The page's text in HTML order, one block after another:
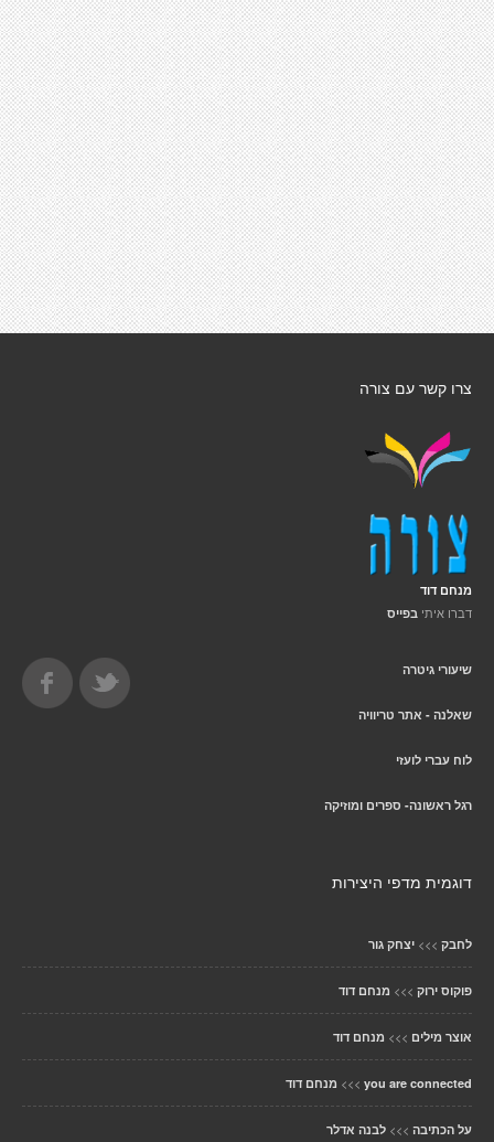
צרו קשר עם צורה
מנחם דוד
דברו איתי בפייס
שיעורי גיטרה
שאלנה - אתר טריוויה
לוח עברי לועזי
רגל ראשונה- ספרים ומוזיקה
דוגמית מדפי היצירות
לחבק >>> יצחק גור
פוקוס ירוק >>> מנחם דוד
אוצר מילים >>> מנחם דוד
you are connected
>>> מנחם דוד
על הכתיבה >>> לבנה אדלר